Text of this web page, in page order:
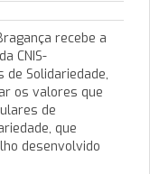
recebe a
CNIS-
de Solidariedade,
os valores que
de
que
desenvolvido